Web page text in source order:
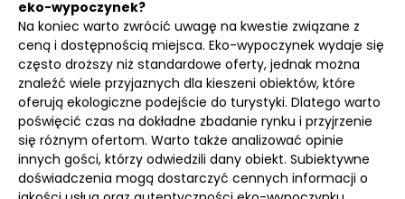
eko-wypoczynek?
Na koniec warto zwrócić uwagę na kwestie związane z
ceną i dostępnością miejsca. Eko-wypoczynek wydaje się
często droższy niż standardowe oferty, jednak można
znaleźć wiele przyjaznych dla kieszeni obiektów, które
oferują ekologiczne podejście do turystyki. Dlatego warto
poświęcić czas na dokładne zbadanie rynku i przyjrzenie
się różnym ofertom. Warto także analizować opinie
innych gości, którzy odwiedzili dany obiekt. Subiektywne
doświadczenia mogą dostarczyć cennych informacji o